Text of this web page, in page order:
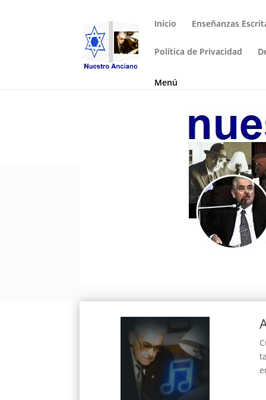
Inicio Enseñanzas
Política de Privacidad
Menú